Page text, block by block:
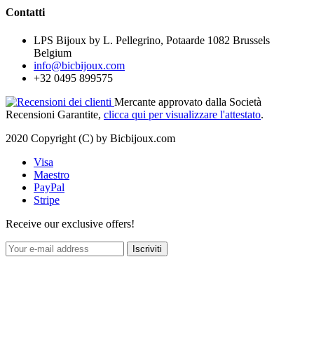
Contatti
LPS Bijoux by L. Pellegrino, Potaarde 1082 Brussels
Belgium
info@bicbijoux.com
+32 0495 899575
Mercante approvato dalla Società
Recensioni Garantite, clicca qui per visualizzare l'attestato.
2020 Copyright (C) by Bicbijoux.com
Visa
Maestro
PayPal
Stripe
Receive our exclusive offers!
Iscriviti